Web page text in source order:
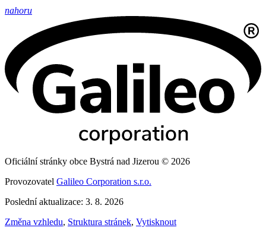
nahoru
Oficiální stránky obce Bystrá nad Jizerou © 2026
Provozovatel Galileo Corporation s.r.o.
Poslední aktualizace: 3. 8. 2026
Změna vzhledu, Struktura stránek, Vytisknout